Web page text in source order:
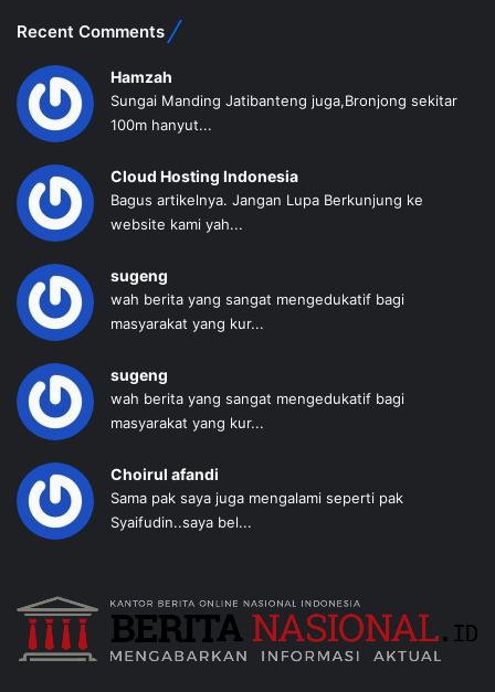
Recent Comments
Hamzah
Sungai Manding Jatibanteng juga,Bronjong sekitar
100m hanyut...
Cloud Hosting Indonesia
Bagus artikelnya. Jangan Lupa Berkunjung ke
website kami yah...
sugeng
wah berita yang sangat mengedukatif bagi
masyarakat yang kur...
sugeng
wah berita yang sangat mengedukatif bagi
masyarakat yang kur...
Choirul afandi
Sama pak saya juga mengalami seperti pak
Syaifudin..saya bel...